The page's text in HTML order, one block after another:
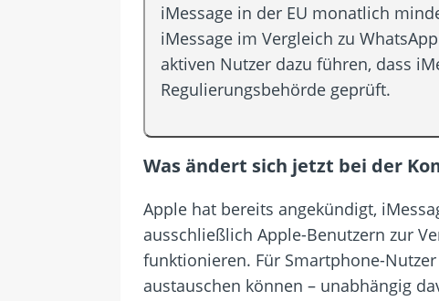
iMessage in der EU monatlich
iMessage im Vergleich zu
aktiven Nutzer dazu führen, dass
Regulierungsbehörde geprüft.
Was ändert sich jetzt bei der
Apple hat bereits angekündigt,
ausschließlich Apple-Benutzern zur
funktionieren. Für Smartphone-
austauschen können – unabhängig